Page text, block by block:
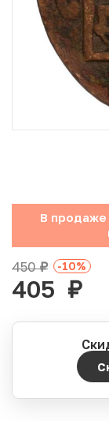
Юбилейные
Памятные и
Иностранные
Неофициальные
Античные и
Наборы монет
В продаже
450руб. -10%
405 руб.
Период